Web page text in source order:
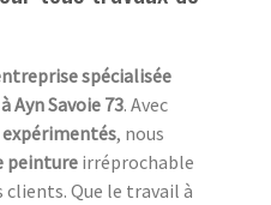
spécialisée
Ayn Savoie 73. Avec
, nous
peinture irréprochable
Que le travail à